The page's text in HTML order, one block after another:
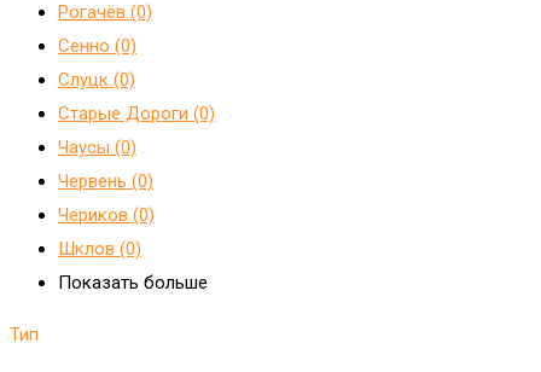
Рогачёв (0)
Сенно (0)
Слуцк (0)
Старые Дороги (0)
Чаусы (0)
Червень (0)
Чериков (0)
Шклов (0)
Показать больше
Тип